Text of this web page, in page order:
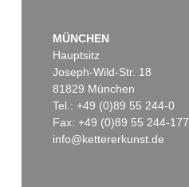
MÜNCHEN
Hauptsitz
Joseph-Wild-Str. 18
81829 München
Tel.: +49 (0)89 55 244-0
Fax: +49 (0)89 55 244-177
info@kettererkunst.de